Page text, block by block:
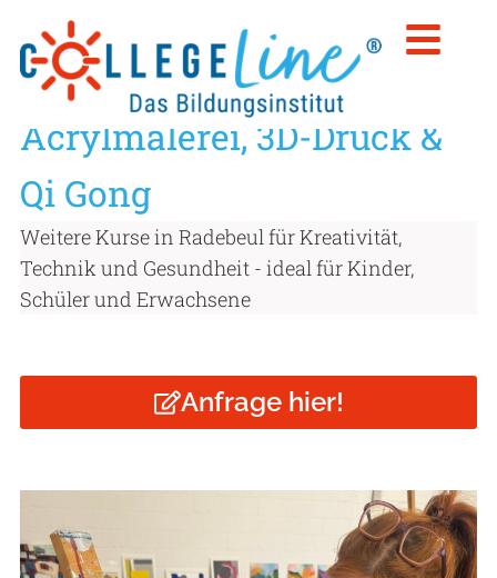
Weitere Kurse:
Acrylmalerei, 3D-Druck &
Qi Gong
Weitere Kurse in Radebeul für Kreativität,
Technik und Gesundheit - ideal für Kinder,
Schüler und Erwachsene
Anfrage hier!